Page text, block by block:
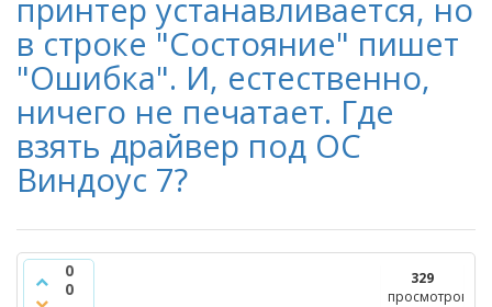
принтер устанавливается, но
в строке "Состояние" пишет
"Ошибка". И, естественно,
ничего не печатает. Где
взять драйвер под ОС
Виндоус 7?
0
0
329
просмотров